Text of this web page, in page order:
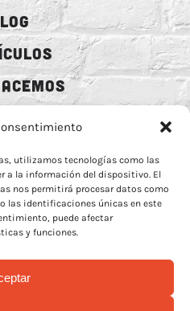
utilizamos tecnologías como las
a la información del dispositivo. El
nos permitirá procesar datos como
las identificaciones únicas en este
puede afectar
y funciones.